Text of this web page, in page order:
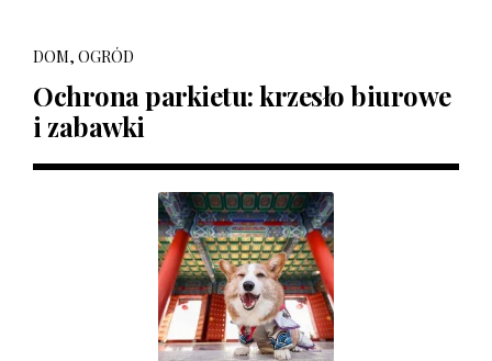
DOM, OGRÓD
Ochrona parkietu: krzesło biurowe
i zabawki